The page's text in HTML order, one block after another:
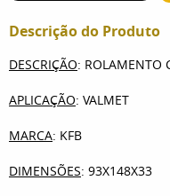
Descrição do Produto
DESCRIÇÃO: ROLAMENTO
APLICAÇÃO: VALMET
MARCA: KFB
DIMENSÕES: 93X148X33